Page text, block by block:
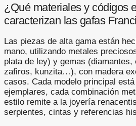
¿Qué materiales y códigos
caracterizan las gafas
Las piezas de alta gama están
mano, utilizando metales
plata de ley) y gemas
zafiros, kunzita…), con madera
casos. Cada modelo principal
ejemplares, cada combinación
estilo remite a la joyería
serpientes, cintas y referencias